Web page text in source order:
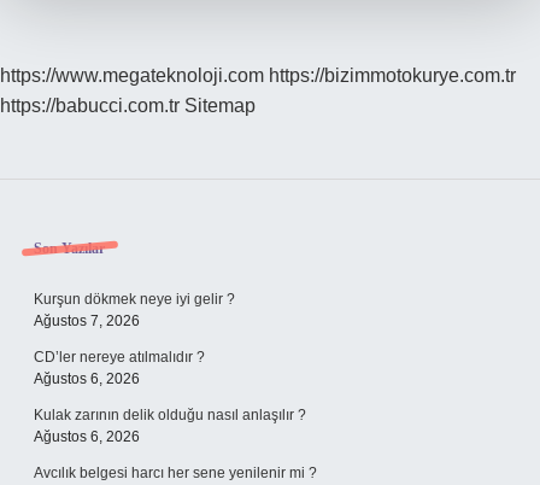
https://www.megateknoloji.com https://bizimmotokurye.com.tr
https://babucci.com.tr Sitemap
Sidebar
Son Yazılar
Kurşun dökmek neye iyi gelir ?
Ağustos 7, 2026
CD’ler nereye atılmalıdır ?
Ağustos 6, 2026
Kulak zarının delik olduğu nasıl anlaşılır ?
Ağustos 6, 2026
Avcılık belgesi harcı her sene yenilenir mi ?